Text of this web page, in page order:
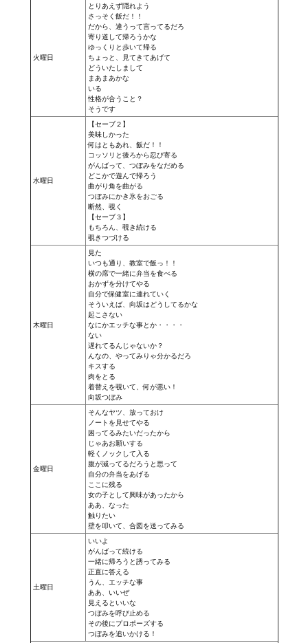
SB Corset Armor CBBE SSE BodySlide (with Physics)
Wedding Wear CBBE SSE BodySlide (with Physics)
Работы Тестера 55
Наёмный оборотень
Небесный воин
Немного героев меча и магии
Расширенная версия Х3
Работы Kuroneko
Doom 3 Remaster Fan Edition
X2 - The Threat Remaster Fan Edition
Quake III Arena Remaster Fan Edition
Star Trek Voyager Elite Force Remaster Fan Edition
Sacred Gold Remaster Fan Edition
Red Faction remaster Fan Edition
Aliens versus Predator 1 Remaster Fan Edition
Age of Pirates: Caribbean Tales Remaster Fan Edition
Корсары 3 Сундук мертвеца Remaster Fan Edition
Sea Dogs - City of Abandoned Ships Remaster Fan Edition
Sea Dogs Remaster Fan Edition
Новости Архив
火曜日
とりあえず隠れよう
さっそく飯だ！！
だから、違うって言ってるだろ
寄り道して帰ろうかな
ゆっくりと歩いて帰る
ちょっと、見てきてあげて
どういたしまして
まあまあかな
いる
性格が合うこと？
そうです
水曜日
【セーブ２】
美味しかった
何はともあれ、飯だ！！
コッソリと後ろから忍び寄る
がんばって、つぼみをなだめる
どこかで遊んで帰ろう
曲がり角を曲がる
つぼみにかき氷をおごる
断然、覗く
【セーブ３】
もちろん、覗き続ける
覗きつづける
木曜日
見た
いつも通り、教室で飯っ！！
横の席で一緒に弁当を食べる
おかずを分けてやる
自分で保健室に連れていく
そういえば、向坂はどうしてるかな
起こさない
なにかエッチな事とか・・・・
ない
遅れてるんじゃないか？
んなの、やってみりゃ分かるだろ
キスする
肉をとる
着替えを覗いて、何が悪い！
向坂つぼみ
金曜日
そんなヤツ、放っておけ
ノートを見せてやる
困ってるみたいだったから
じゃあお願いする
軽くノックして入る
腹が減ってるだろうと思って
自分の弁当をあげる
ここに残る
女の子として興味があったから
ああ、なった
触りたい
壁を叩いて、合図を送ってみる
土曜日
いいよ
がんばって続ける
一緒に帰ろうと誘ってみる
正直に答える
うん、エッチな事
ああ、いいぜ
見えるといいな
つぼみを呼び止める
その後にプロポーズする
つぼみを追いかける！